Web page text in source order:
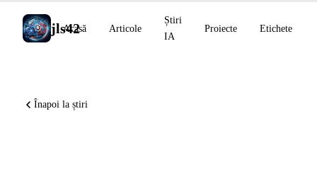
jls42
Acasă Articole
Știri
IA
Proiecte Etichete
Înapoi la știri